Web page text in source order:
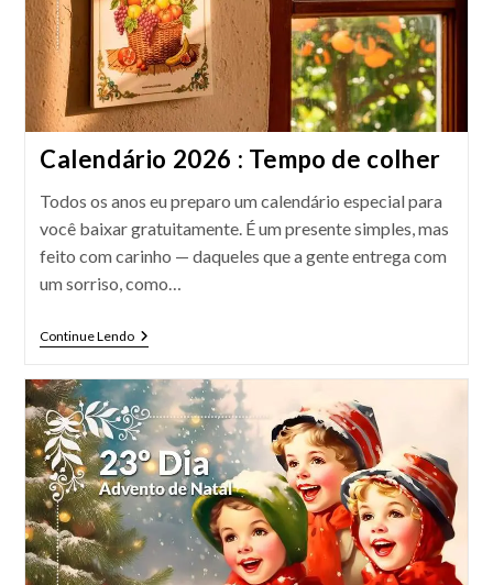
Calendário 2026 : Tempo de colher
Todos os anos eu preparo um calendário especial para
você baixar gratuitamente. É um presente simples, mas
feito com carinho — daqueles que a gente entrega com
um sorriso, como…
Continue LendoCalendário
2026
Tempo
De
Colher